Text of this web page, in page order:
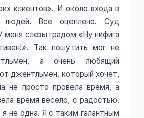
клиентов». И около входа в
Все оцеплено. Суд
меня слезы градом «Ну нифига
Так пошутить мог не
а очень любящий
джентльмен, который хочет,
не просто провела время, а
время весело, с радостью.
не одна. Я с таким галантным